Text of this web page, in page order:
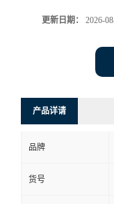
更新日期： 2026-
产品详请
品牌
货号